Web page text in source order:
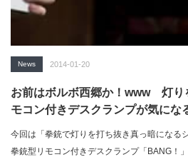
News 2014-01-20
お前はボルボ西郷か！www 灯り
モコン付きデスクランプが気にな
今回は「拳銃で灯りを打ち抜き真っ暗になる
拳銃型リモコン付きデスクランプ「BANG！